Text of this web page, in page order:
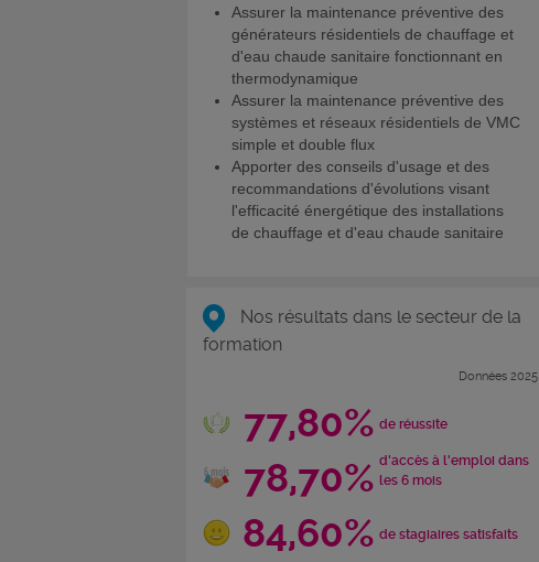
Assurer la maintenance préventive des
générateurs résidentiels de chauffage et
d'eau chaude sanitaire fonctionnant en
thermodynamique
Assurer la maintenance préventive des
systèmes et réseaux résidentiels de VMC
simple et double flux
Apporter des conseils d'usage et des
recommandations d'évolutions visant
l'efficacité énergétique des installations
de chauffage et d'eau chaude sanitaire
Nos résultats dans le secteur de la
formation
Données 2025
77,80% de réussite
78,70% d'accès à l'emploi dans
les 6 mois
84,60% de stagiaires satisfaits